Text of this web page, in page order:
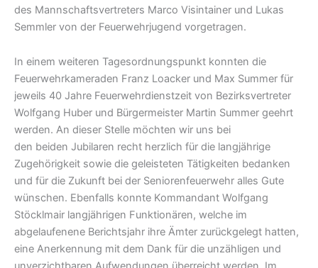
des Mannschaftsvertreters Marco Visintainer und Lukas
Semmler von der Feuerwehrjugend vorgetragen.
In einem weiteren Tagesordnungspunkt konnten die
Feuerwehrkameraden Franz Loacker und Max Summer für
jeweils 40 Jahre Feuerwehrdienstzeit von Bezirksvertreter
Wolfgang Huber und Bürgermeister Martin Summer geehrt
werden. An dieser Stelle möchten wir uns bei
den beiden Jubilaren recht herzlich für die langjährige
Zugehörigkeit sowie die geleisteten Tätigkeiten bedanken
und für die Zukunft bei der Seniorenfeuerwehr alles Gute
wünschen. Ebenfalls konnte Kommandant Wolfgang
Stöcklmair langjährigen Funktionären, welche im
abgelaufenene Berichtsjahr ihre Ämter zurückgelegt hatten,
eine Anerkennung mit dem Dank für die unzähligen und